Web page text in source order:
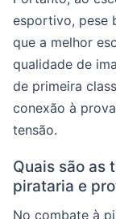
esportivo, pese
que a melhor
qualidade de
de primeira
conexão à
tensão.
Quais são as
pirataria e
No combate à